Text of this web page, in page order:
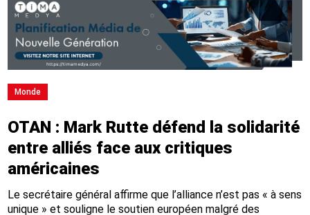
Monde
OTAN : Mark Rutte défend la solidarité
entre alliés face aux critiques
américaines
Le secrétaire général affirme que l’alliance n’est pas « à sens
unique » et souligne le soutien européen malgré des